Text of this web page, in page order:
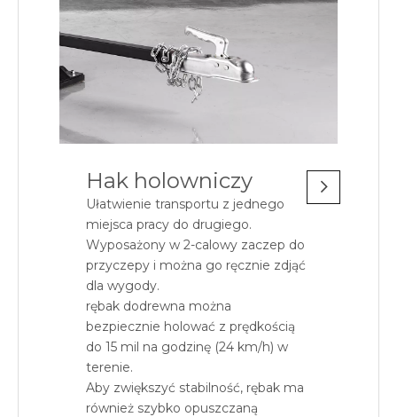
Hak holowniczy
Ułatwienie transportu z jednego
miejsca pracy do drugiego.
Wyposażony w 2-calowy zaczep do
przyczepy i można go ręcznie zdjąć
dla wygody.
rębak dodrewna można
bezpiecznie holować z prędkością
do 15 mil na godzinę (24 km/h) w
terenie.
Aby zwiększyć stabilność, rębak ma
również szybko opuszczaną